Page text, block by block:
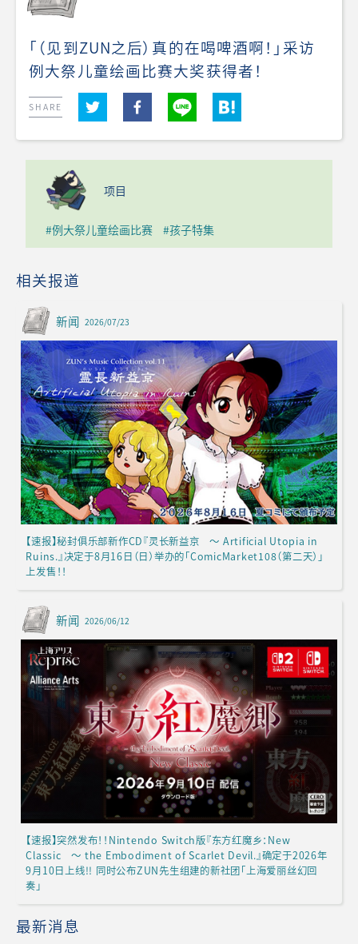
「（见到ZUN之后）真的在喝啤酒啊！」采访
例大祭儿童绘画比赛大奖获得者！
SHARE
项目
#例大祭儿童绘画比赛 #孩子特集
相关报道
新闻 2026/07/23
【速报】秘封俱乐部新作CD『灵长新益京 ～ Artificial Utopia in
Ruins.』决定于8月16日（日）举办的「ComicMarket108（第二天）」
上发售！！
新闻 2026/06/12
【速报】突然发布！！Nintendo Switch版『东方红魔乡：New
Classic ～ the Embodiment of Scarlet Devil.』确定于2026年
9月10日上线!! 同时公布ZUN先生组建的新社团「上海爱丽丝幻回
奏」
最新消息